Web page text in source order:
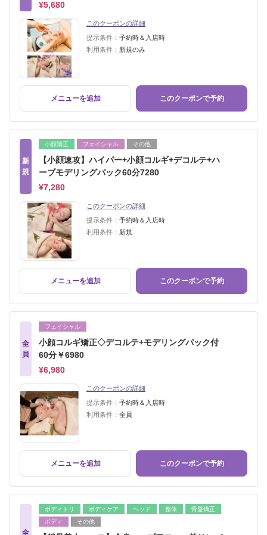
¥5,680
このクーポンの詳細
提示条件： 予約時＆入店時
利用条件： 新規のみ
メニューを追加 このクーポンで予約
新
規
小顔矯正 フェイシャル その他
【小顔速攻】ハイパー+小顔コルギ+デコルテ+ハ
ーブモデリングパック60分7280
¥7,280
このクーポンの詳細
提示条件： 予約時＆入店時
利用条件： 新規
メニューを追加 このクーポンで予約
全
員
フェイシャル
小顔コルギ矯正◇デコルテ+モデリングパック付
60分￥6980
¥6,980
このクーポンの詳細
提示条件： 予約時＆入店時
利用条件： 全員
メニューを追加 このクーポンで予約
全
ボディトリ ボディケア ヘッド 整体
骨盤矯正
ボディ
その他